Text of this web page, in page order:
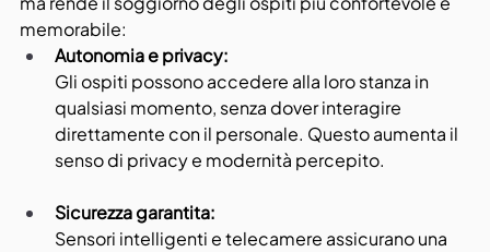
memorabile:
Autonomia e privacy:
Gli ospiti possono accedere alla loro stanza in
qualsiasi momento, senza dover interagire
direttamente con il personale. Questo aumenta il
senso di privacy e modernità percepito.
Sicurezza garantita:
Sensori intelligenti e telecamere assicurano una